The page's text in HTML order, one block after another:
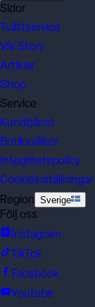
Sidor
Tvättservice
Vår Story
Artiklar
Shop
Service
Kundtjänst
Butiksvillkor
Integritetspolicy
Cookieinställningar
Region Sverige
Följ oss
Instagram
TikTok
Facebook
Youtube